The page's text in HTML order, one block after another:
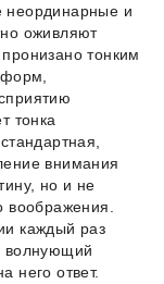
неординарные и
оживляют
тонким
тонка
внимания
но и не
воображения.
каждый раз
волнующий
него ответ.